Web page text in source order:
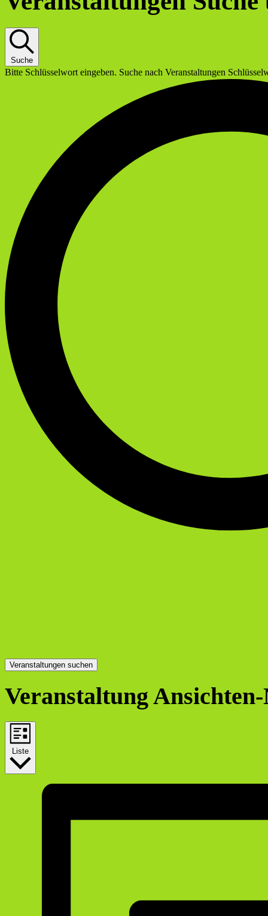
Suche
Bitte Schlüsselwort eingeben. Suche nach Veranstaltungen
Veranstaltungen suchen
Veranstaltung
Liste